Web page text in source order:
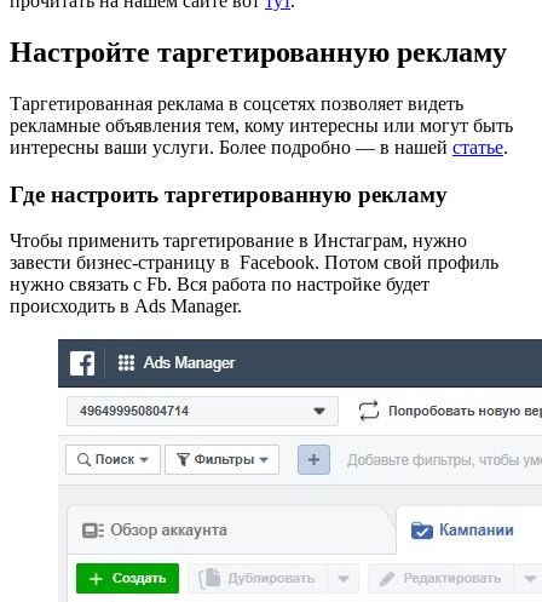
Настройте таргетированную рекламу
Таргетированная реклама в соцсетях позволяет видеть
рекламные объявления тем, кому интересны или могут быть
интересны ваши услуги. Более подробно — в нашей статье.
Где настроить таргетированную рекламу
Чтобы применить таргетирование в Инстаграм, нужно
завести бизнес-страницу в Facebook. Потом свой профиль
нужно связать с Fb. Вся работа по настройке будет
происходить в Ads Manager.